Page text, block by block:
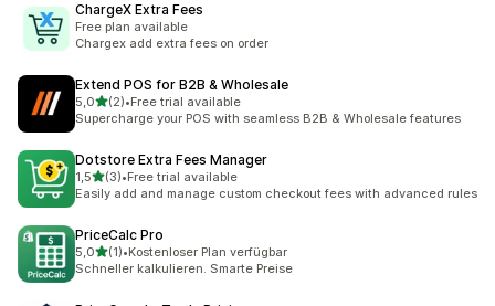
ChargeX Extra Fees
Free plan available
Chargex add extra fees on order
Extend POS for B2B & Wholesale
5,0/ 5 tähteä
(2)
2 arvostelua yhteensä
•Free trial available
Supercharge your POS with seamless B2B & Wholesale features
Dotstore Extra Fees Manager
1,5/ 5 tähteä
(3)
3 arvostelua yhteensä
•Free trial available
Easily add and manage custom checkout fees with advanced rules
PriceCalc Pro
5,0/ 5 tähteä
(1)
1 arvostelua yhteensä
•Kostenloser Plan verfügbar
Schneller kalkulieren. Smarte Preise